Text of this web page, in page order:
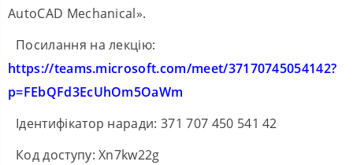
AutoCAD Mechanical».
Посилання на лекцію:
https://teams.microsoft.com/meet/37170745054142?
p=FEbQFd3EcUhOm5OaWm
Ідентифікатор наради: 371 707 450 541 42
Код доступу: Xn7kw22g